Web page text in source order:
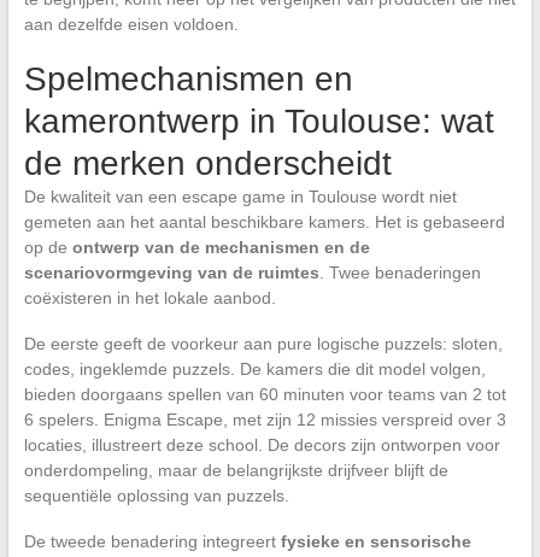
aan dezelfde eisen voldoen.
Spelmechanismen en
kamerontwerp in Toulouse: wat
de merken onderscheidt
De kwaliteit van een escape game in Toulouse wordt niet
gemeten aan het aantal beschikbare kamers. Het is gebaseerd
op de ontwerp van de mechanismen en de
scenariovormgeving van de ruimtes . Twee benaderingen
coëxisteren in het lokale aanbod.
De eerste geeft de voorkeur aan pure logische puzzels: sloten,
codes, ingeklemde puzzels. De kamers die dit model volgen,
bieden doorgaans spellen van 60 minuten voor teams van 2 tot
6 spelers. Enigma Escape, met zijn 12 missies verspreid over 3
locaties, illustreert deze school. De decors zijn ontworpen voor
onderdompeling, maar de belangrijkste drijfveer blijft de
sequentiële oplossing van puzzels.
De tweede benadering integreert fysieke en sensorische